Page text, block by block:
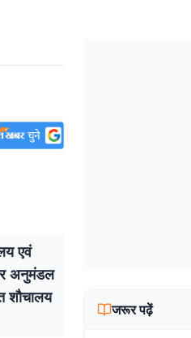
एवं
अनुमंडल
शौचालय
जरूर पढ़ें